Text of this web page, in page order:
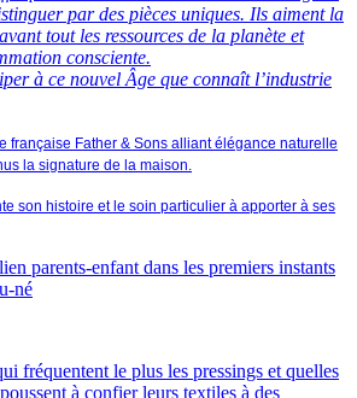
par des pièces uniques. Ils aiment la
tout les ressources de la planète et
consciente.
à ce nouvel Âge que connaît l’industrie
française Father & Sons alliant élégance naturelle
la signature de la maison.
son histoire et le soin particulier à apporter à ses
parents-enfant dans les premiers instants
né
fréquentent le plus les pressings et quelles
à confier leurs textiles à des